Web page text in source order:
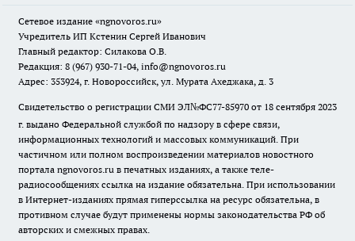
Сетевое издание «ngnovoros.ru»
Учредитель ИП Кстенин Сергей Иванович
Главный редактор: Силакова О.В.
Редакция: 8 (967) 930-71-04, info@ngnovoros.ru
Адрес: 353924, г. Новороссийск, ул. Мурата Ахеджака, д. 3
Свидетельство о регистрации СМИ ЭЛ№ФС77-85970 от 18 сентября 2023
г. выдано Федеральной службой по надзору в сфере связи,
информационных технологий и массовых коммуникаций. При
частичном или полном воспроизведении материалов новостного
портала ngnovoros.ru в печатных изданиях, а также теле-
радиосообщениях ссылка на издание обязательна. При использовании
в Интернет-изданиях прямая гиперссылка на ресурс обязательна, в
противном случае будут применены нормы законодательства РФ об
авторских и смежных правах.